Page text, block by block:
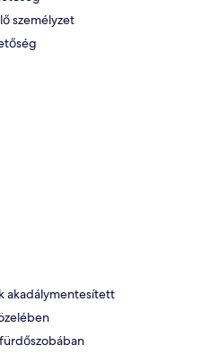
személyzet
akadálymentesített